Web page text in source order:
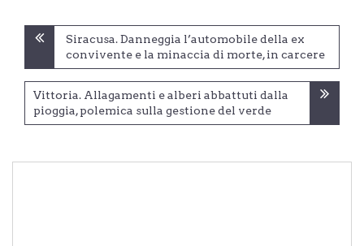
Navigazione
articoli
Siracusa. Danneggia l’automobile della ex
convivente e la minaccia di morte, in carcere
Vittoria. Allagamenti e alberi abbattuti dalla
pioggia, polemica sulla gestione del verde